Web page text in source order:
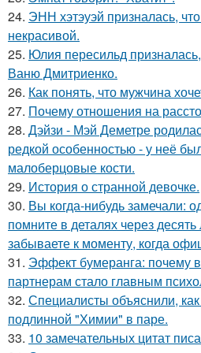
24. ЭНН хэтэуэй призналась,
некрасивой.
25. Юлия пересильд
Ваню Дмитриенко.
26. Как понять, что мужчина
27. Почему отношения на
28. Дэйзи - Мэй Деметре
редкой особенностью - у неё
малоберцовые кости.
29. История о странной девочке.
30. Вы когда-нибудь замечали:
помните в деталях через десять
забываете к моменту, когда
31. Эффект бумеранга: почему
партнерам стало главным
32. Специалисты объяснили,
подлинной "Химии" в паре.
33. 10 замечательных цитат